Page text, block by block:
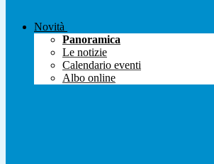
Novità
Panoramica
Le notizie
Calendario eventi
Albo online